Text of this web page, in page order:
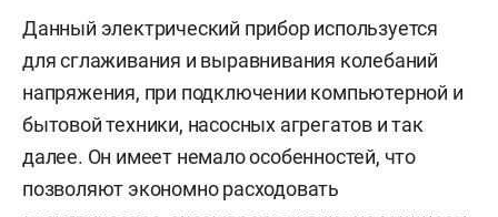
Данный электрический прибор используется
для сглаживания и выравнивания колебаний
напряжения, при подключении компьютерной и
бытовой техники, насосных агрегатов и так
далее. Он имеет немало особенностей, что
позволяют экономно расходовать